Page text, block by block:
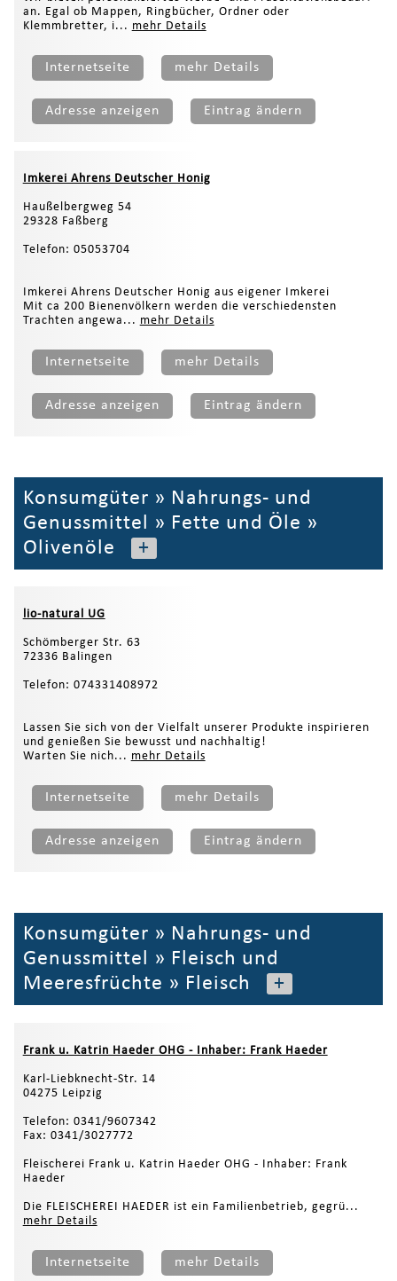
an. Egal ob Mappen, Ringbücher, Ordner oder
Klemmbretter, i... mehr Details
Internetseite mehr Details
Adresse anzeigen Eintrag ändern
Imkerei Ahrens Deutscher Honig
Haußelbergweg 54
29328 Faßberg
Telefon: 05053704
Imkerei Ahrens Deutscher Honig aus eigener Imkerei
Mit ca 200 Bienenvölkern werden die verschiedensten
Trachten angewa... mehr Details
Internetseite mehr Details
Adresse anzeigen Eintrag ändern
Konsumgüter » Nahrungs- und
Genussmittel
» Fette und Öle »
Olivenöle
+
lio-natural UG
Schömberger Str. 63
72336 Balingen
Telefon: 074331408972
Lassen Sie sich von der Vielfalt unserer Produkte inspirieren
und genießen Sie bewusst und nachhaltig!
Warten Sie nich... mehr Details
Internetseite mehr Details
Adresse anzeigen Eintrag ändern
Konsumgüter » Nahrungs- und
Genussmittel » Fleisch und
Meeresfrüchte » Fleisch +
Frank u. Katrin Haeder OHG - Inhaber: Frank Haeder
Karl-Liebknecht-Str. 14
04275 Leipzig
Telefon: 0341/9607342
Fax: 0341/3027772
Fleischerei Frank u. Katrin Haeder OHG - Inhaber: Frank
Haeder
Die FLEISCHEREI HAEDER ist ein Familienbetrieb, gegrü...
mehr Details
Internetseite mehr Details